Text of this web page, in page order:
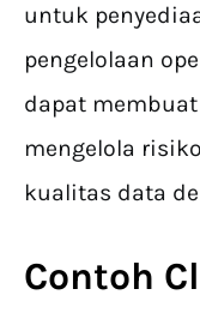
untuk
pengelolaan
dapat
mengelola
kualitas data
Contoh